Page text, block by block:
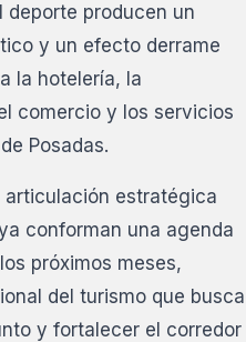
deporte producen un
y un efecto derrame
la hotelería, la
comercio y los servicios
Posadas.
articulación estratégica
conforman una agenda
próximos meses,
del turismo que busca
y fortalecer el corredor